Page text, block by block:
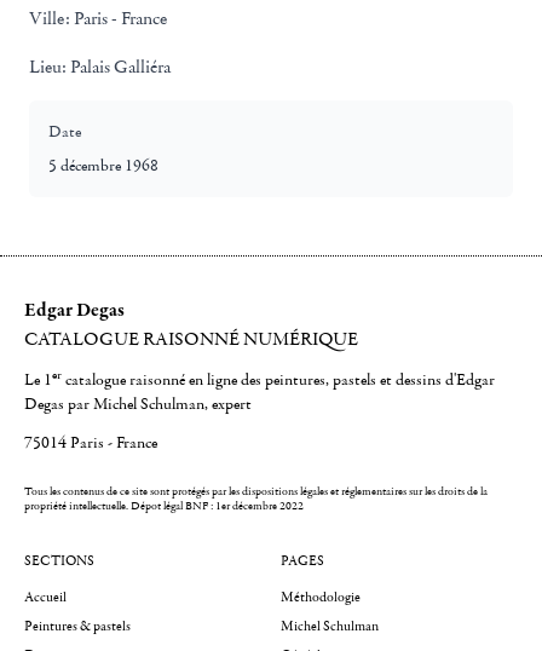
Ville: Paris - France
Lieu: Palais Galliéra
Date
5 décembre 1968
Edgar Degas
CATALOGUE RAISONNÉ NUMÉRIQUE
Le 1er catalogue raisonné en ligne des peintures, pastels et dessins d'Edgar
Degas par Michel Schulman, expert
75014 Paris - France
Tous les contenus de ce site sont protégés par les dispositions légales et réglementaires sur les droits de la
propriété intellectuelle.Dépot légal BNF : 1er décembre 2022
SECTIONS
Accueil
Peintures & pastels
PAGES
Méthodologie
Michel Schulman